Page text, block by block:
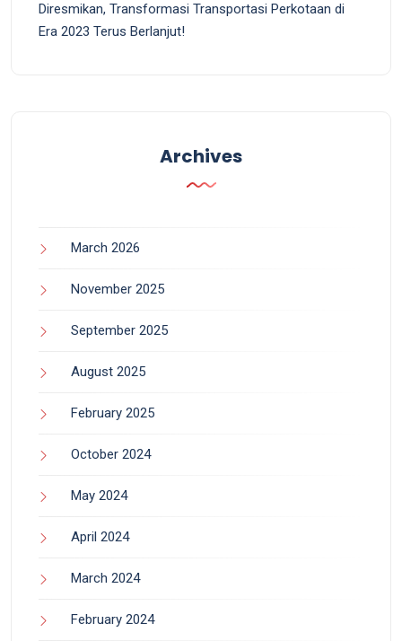
Diresmikan, Transformasi Transportasi Perkotaan di
Era 2023 Terus Berlanjut!
Archives
March 2026
November 2025
September 2025
August 2025
February 2025
October 2024
May 2024
April 2024
March 2024
February 2024